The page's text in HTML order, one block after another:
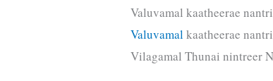
Valuvamal kaatheerae
Valuvamalkaatheerae
Vilagamal Thunai nintreer